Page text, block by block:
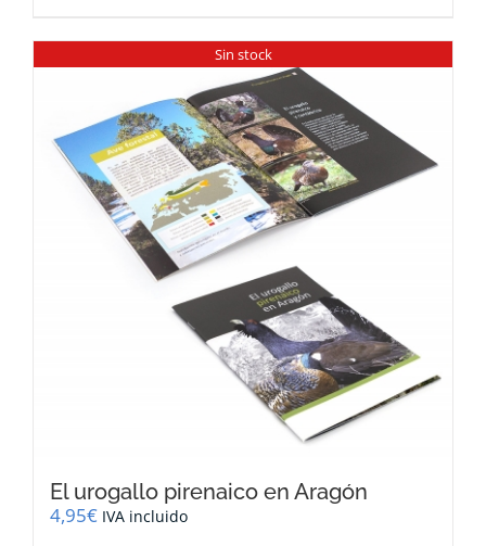
Sin stock
El urogallo pirenaico en Aragón
4,95€ IVA incluido